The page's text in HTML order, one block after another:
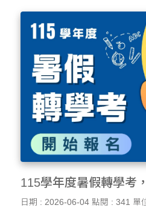
115學年度暑假轉學考
日期 : 2026-06-04 點閱 : 341 單